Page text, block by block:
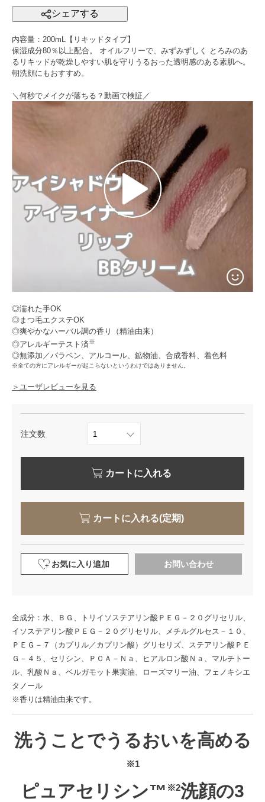
シェアする
内容量：200mL【リキッドタイプ】
保湿成分80％以上配合。 オイルフリーで、みずみずしく とろみのあ
るリキッドが乾燥しやすい肌を守りうるおった透明感のある素肌へ。
朝洗顔にもおすすめ。
＼何秒でメイクが落ちる？動画で検証／
◎濡れた手OK
◎まつ毛エクステOK
◎爽やかなハーバル調の香り（精油由来）
◎アレルギーテスト済※
◎無添加／パラベン、アルコール、鉱物油、合成香料、着色料
※全ての方にアレルギーが起こらないというわけではありません。
＞ユーザレビューを見る
注文数
カートに入れる
カートに入れる(定期)
お気に入り追加 お問い合わせ
全成分：水、ＢＧ、トリイソステアリン酸ＰＥＧ－２０グリセリル、
イソステアリン酸ＰＥＧ－２０グリセリル、メチルグルセス－１０、
ＰＥＧ－７（カプリル／カプリン酸）グリセリズ、ステアリン酸ＰＥ
Ｇ－４５、セリシン、ＰＣＡ－Ｎａ、ヒアルロン酸Ｎａ、マルチトー
ル、乳酸Ｎａ、ベルガモット果実油、ローズマリー油、フェノキシエ
タノール
※香りは精油由来です。
洗うことでうるおいを高める
※1
ピュアセリシン™ ※2洗顔の3